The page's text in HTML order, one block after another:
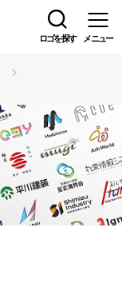
ロゴを探す メニュー